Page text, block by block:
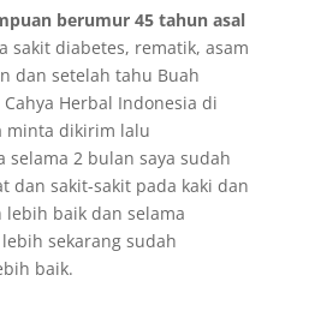
berumur 45 tahun asal
sakit diabetes, rematik, asam
dan setelah tahu Buah
Herbal Indonesia di
minta dikirim lalu
selama 2 bulan saya sudah
dan sakit-sakit pada kaki dan
lebih baik dan selama
sekarang sudah
baik.